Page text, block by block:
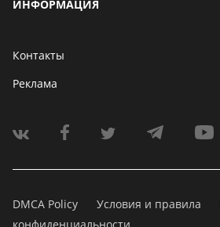
ИНФОРМАЦИЯ
Контакты
Реклама
DMCA Policy Условия и правила